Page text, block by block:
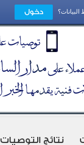
نتائج التوصيات